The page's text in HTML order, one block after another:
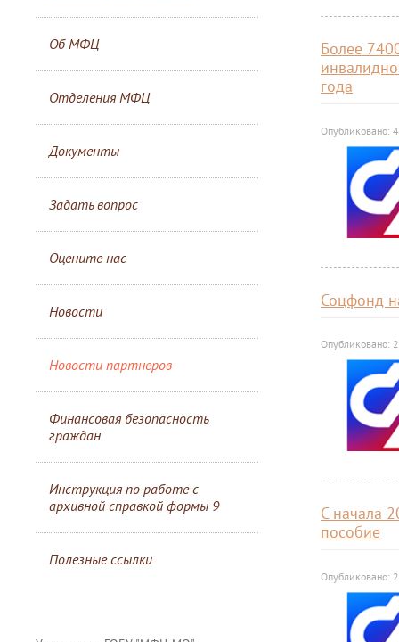
Об МФЦ
Отделения МФЦ
Документы
Задать вопрос
Оцените нас
Новости
Новости партнеров
Финансовая безопасность
граждан
Инструкция по работе с
архивной справкой формы 9
Полезные ссылки
Более
года
Опубликовано:
Соцфонд
Опубликовано:
С начала
пособие
Опубликовано: